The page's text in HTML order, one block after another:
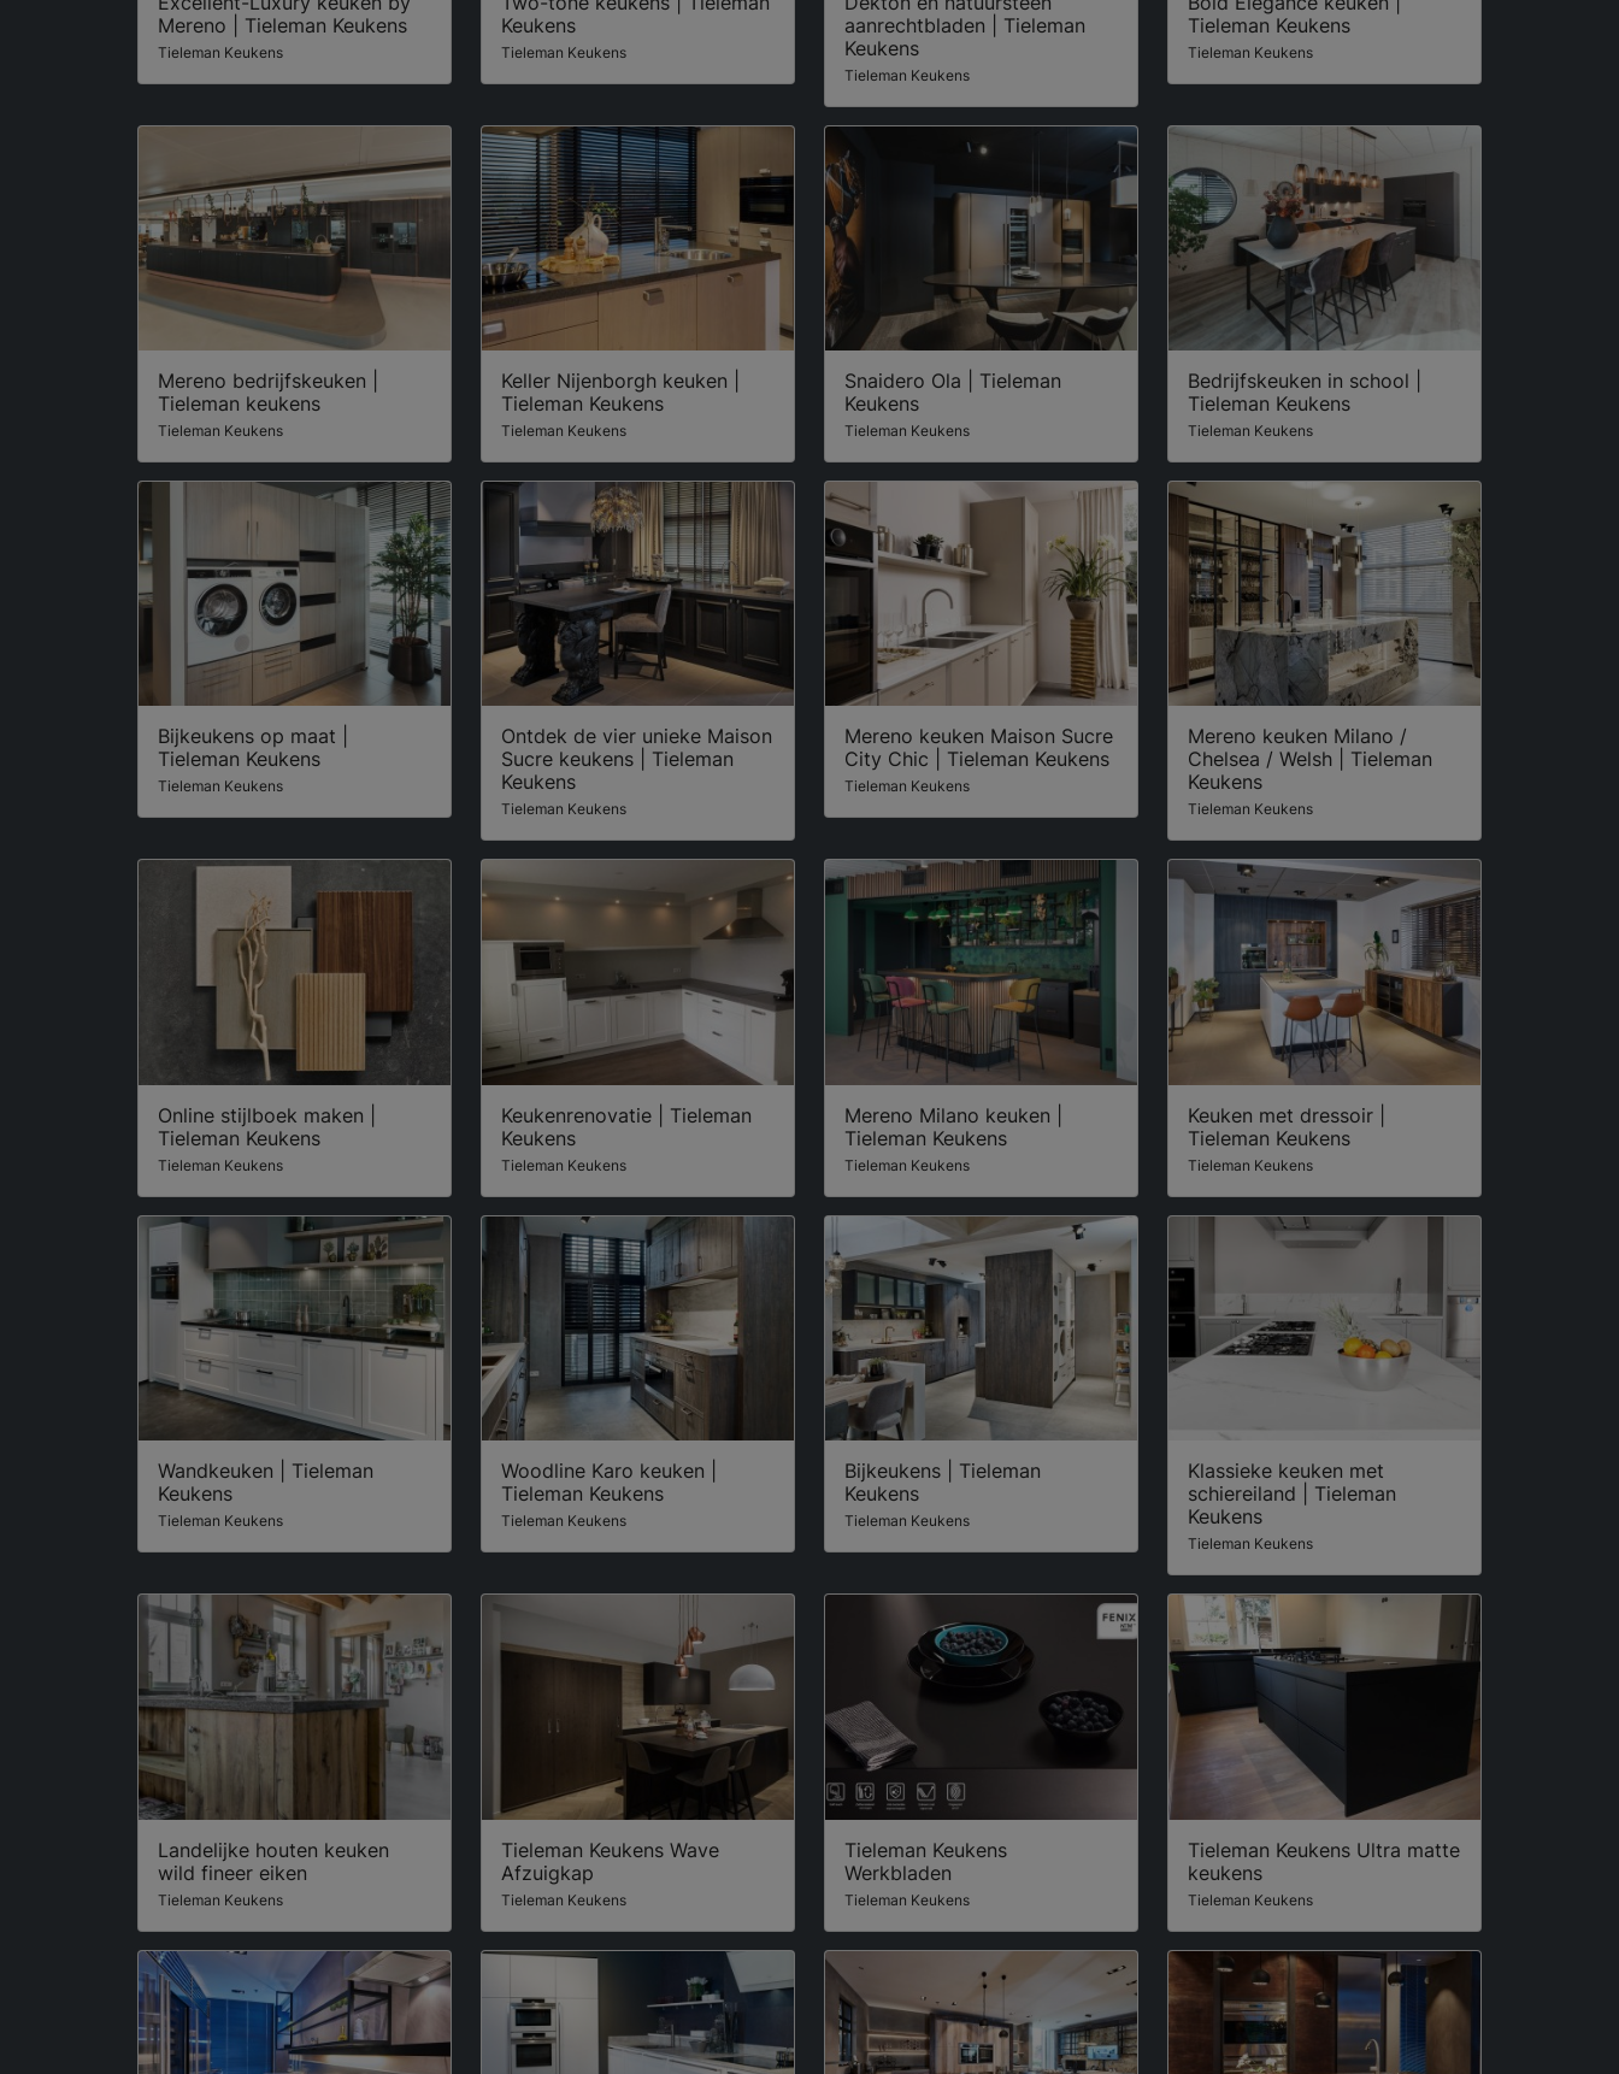
Mereno | Tieleman Keukens
Tieleman Keukens
Keukens
Tieleman Keukens
aanrechtbladen | Tieleman
Keukens
Tieleman Keukens
Tieleman Keukens
Tieleman Keukens
Mereno bedrijfskeuken |
Tieleman keukens
Tieleman Keukens
Keller Nijenborgh keuken |
Tieleman Keukens
Tieleman Keukens
Snaidero Ola | Tieleman
Keukens
Tieleman Keukens
Bedrijfskeuken in school |
Tieleman Keukens
Tieleman Keukens
Bijkeukens op maat |
Tieleman Keukens
Tieleman Keukens
Ontdek de vier unieke Maison
Sucre keukens | Tieleman
Keukens
Tieleman Keukens
Mereno keuken Maison Sucre
City Chic | Tieleman Keukens
Tieleman Keukens
Mereno keuken Milano /
Chelsea / Welsh | Tieleman
Keukens
Tieleman Keukens
Online stijlboek maken |
Tieleman Keukens
Tieleman Keukens
Keukenrenovatie | Tieleman
Keukens
Tieleman Keukens
Mereno Milano keuken |
Tieleman Keukens
Tieleman Keukens
Keuken met dressoir |
Tieleman Keukens
Tieleman Keukens
Wandkeuken | Tieleman
Keukens
Tieleman Keukens
Woodline Karo keuken |
Tieleman Keukens
Tieleman Keukens
Bijkeukens | Tieleman
Keukens
Tieleman Keukens
Klassieke keuken met
schiereiland | Tieleman
Keukens
Tieleman Keukens
Landelijke houten keuken
wild fineer eiken
Tieleman Keukens
Tieleman Keukens Wave
Afzuigkap
Tieleman Keukens
Tieleman Keukens
Werkbladen
Tieleman Keukens
Tieleman Keukens Ultra matte
keukens
Tieleman Keukens